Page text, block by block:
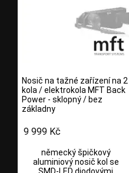
Nosič na tažné zařízení na 2
kola / elektrokola MFT Back
Power - sklopný / bez
základny
9 999 Kč
německý špičkový
aluminiový nosič kol se